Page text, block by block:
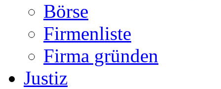
Börse
Firmenliste
Firma gründen
Justiz